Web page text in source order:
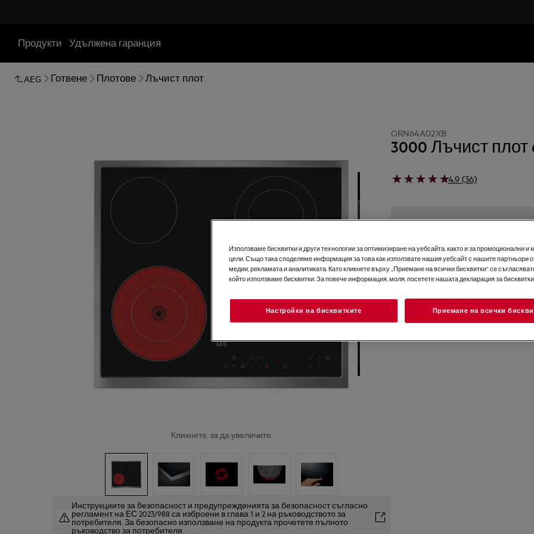
Продукти Удължена гаранция
AEG Готвене Плотове Лъчист плот
Кликнете, за да увеличите.
Инструкциите за безопасност и предупрежденията за безопасност съгласно
регламент на ЕС 2023/988 са изброени в глава 1 и 2 на ръководството за
потребителя. За безопасно използване на продукта прочетете пълното
ръководство за потребителя.
ORN64A02XB
3000 Лъчист плот
4.9 (36)
2+3 години гаранция за
Използваме бисквитки и други технологии за оптимизиране на уебсайта, както и за промоционални и
цели. Също така споделяме информация за това как използвате нашия уебсайт с нашите партньори
медии, рекламата и аналитиката. Като кликнете върху „Приемане на всички бисквитки“ се
който използваме бисквитки. За повече информация, моля, посетете нашата декларация за
Настройки на бисквитките Приемане на всички